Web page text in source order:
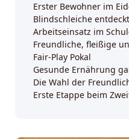
Erster Bewohner im
Blindschleiche
Arbeitseinsatz im
Freundliche, fleißige
Fair-Play Pokal
Gesunde Ernährung
Die Wahl der
Erste Etappe beim